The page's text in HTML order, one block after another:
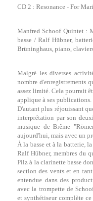
CD 2 : Resonance - For
Manfred Schoof Quintet :
basse / Ralf Hübner,
Brüninghaus, piano,
Malgré les diverses
nombre d'enregistrements
assez limité. Cela pourrait
applique à ses publications.
D'autant plus réjouissant
interprétation par son
musique de Brême
aujourd'hui, mais avec un
À la basse et à la batterie,
Ralf Hübner, membres du
Pilz à la clarinette basse
section des vents et en
entendue dans des
avec la trompette de
et synthétiseur complète